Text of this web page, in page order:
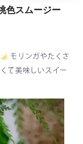
色スムージー
モリンガやたくさ
て美味しいスイー